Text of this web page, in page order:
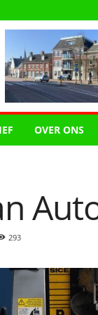
OVER ONS
293